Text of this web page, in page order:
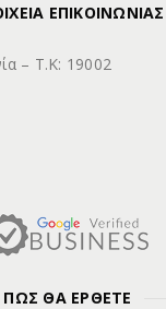
ΕΠΙΚΟΙΝΩΝΙΑΣ
– Τ.Κ: 19002
ΠΩΣ ΘΑ ΕΡΘΕΤΕ